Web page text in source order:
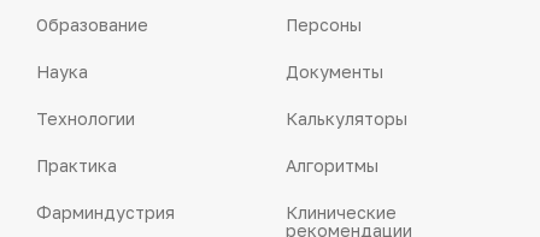
Образование
Наука
Технологии
Практика
Фарминдустрия
Персоны
Документы
Калькуляторы
Алгоритмы
Клинические
рекомендации